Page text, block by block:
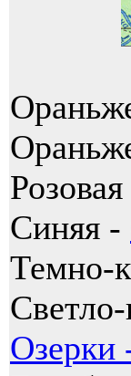
Синяя -
Темно-
Озерки